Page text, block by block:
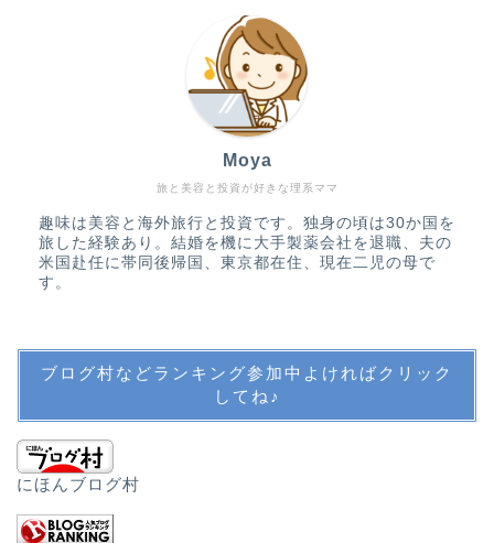
旅と美容と投資が好きな理系ママ
Moya
趣味は美容と海外旅行と投資です。独身の頃は30か国を
旅した経験あり。結婚を機に大手製薬会社を退職、夫の
米国赴任に帯同後帰国、東京都在住、現在二児の母で
す。
ブログ村などランキング参加中よければクリック
してね♪
にほんブログ村
多発性円形脱毛症
甲状腺機能低下症（橋本
アメリカ生活・旅行記
バックパッカーの記憶